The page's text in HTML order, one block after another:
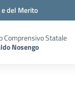
del Merito
Comprensivo Statale
Nosengo